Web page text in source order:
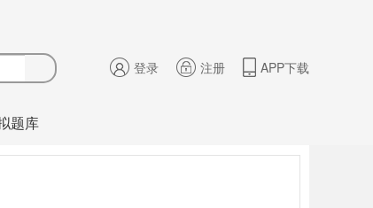
登录 注册 APP下载
题库